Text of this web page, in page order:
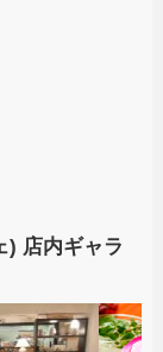
) 店内ギャラ